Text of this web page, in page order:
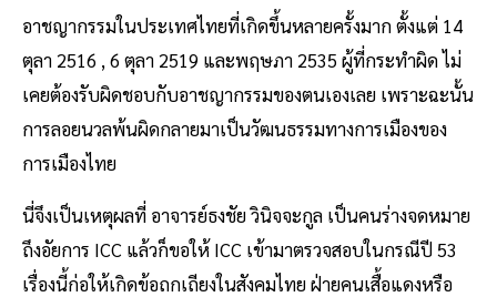
อาชญากรรมในประเทศไทยที่เกิดขึ้นหลายครั้งมาก ตั้งแต่ 14
ตุลา 2516 , 6 ตุลา 2519 และพฤษภา 2535 ผู้ที่กระทำผิด ไม่
เคยต้องรับผิดชอบกับอาชญากรรมของตนเองเลย เพราะฉะนั้น
การลอยนวลพ้นผิดกลายมาเป็นวัฒนธรรมทางการเมืองของ
การเมืองไทย
นี่จึงเป็นเหตุผลที่ อาจารย์ธงชัย วินิจจะกูล เป็นคนร่างจดหมาย
ถึงอัยการ ICC แล้วก็ขอให้ ICC เข้ามาตรวจสอบในกรณีปี 53
เรื่องนี้ก่อให้เกิดข้อถกเถียงในสังคมไทย ฝ่ายคนเสื้อแดงหรือ